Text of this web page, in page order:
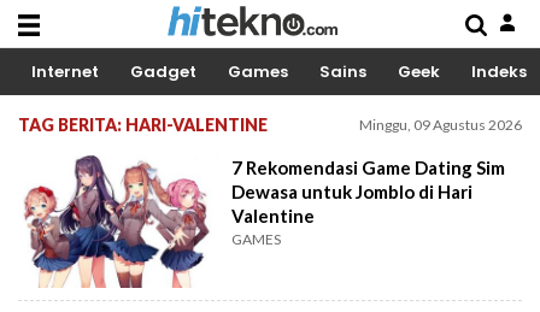
Internet Gadget Games Sains Geek Indeks
TAG BERITA: HARI-VALENTINE Minggu, 09 Agustus 2026
7 Rekomendasi Game Dating Sim
Dewasa untuk Jomblo di Hari
Valentine
GAMES